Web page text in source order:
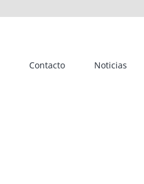
Contacto Noticias